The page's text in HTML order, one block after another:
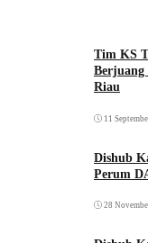
Tim KS
Riau
11
Dishub
Perum
28